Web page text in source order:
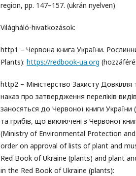
region, pp. 147–157. (ukrán nyelven)
Világháló-hivatkozások:
http1 – Червона книга України.
Plants): https://redbook-ua.org
http2 – Міністерство Захисту Довкілля
наказ про затвердження переліків
заносяться до Червоної книги України
та грибів, що виключені з Червоної
(Ministry of Environmental Protection
order on approval of lists of plant and
Red Book of Ukraine (plants) and plant
in the Red Book of Ukraine (plants):